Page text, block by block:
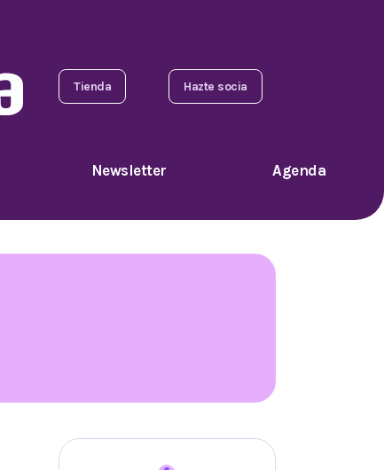
Tienda Hazte socia
Newsletter Agenda